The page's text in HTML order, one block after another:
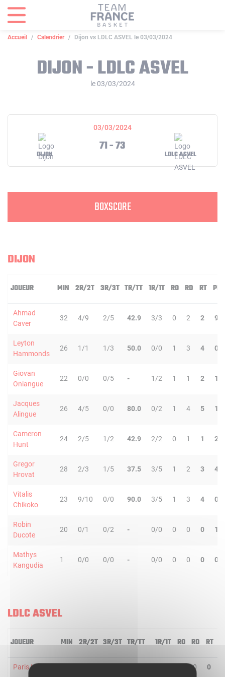
Accueil Calendrier Dijon vs LDLC ASVEL le 03/03/2024
DIJON - LDLC ASVEL
le 03/03/2024
03/03/2024
DIJON
71 - 73
LDLC ASVEL
BOXSCORE
DIJON
JOUEUR MIN 2R/2T 3R/3T TR/TT 1R/1T RO RD RT PD
Ahmad
Caver
32 4/9 2/5 42.9 3/3 0 2 2 9
Leyton
Hammonds
26 1/1 1/3 50.0 0/0 1 3 4 0
Giovan
Oniangue
22 0/0 0/5 - 1/2 1 1 2 1
Jacques
Alingue
26 4/5 0/0 80.0 0/2 1 4 5 1
Cameron
Hunt
24 2/5 1/2 42.9 2/2 0 1 1 2
Gregor
Hrovat
28 2/3 1/5 37.5 3/5 1 2 3 4
Vitalis
Chikoko
23 9/10 0/0 90.0 3/5 1 3 4 0
Robin
Ducote
20 0/1 0/2 - 0/0 0 0 0 1
Mathys
Kangudia
1 0/0 0/0 - 0/0 0 0 0 0
LDLC ASVEL
JOUEUR MIN 2R/2T 3R/3T TR/TT 1R/1T RO RD RT
Paris Lee 0 0
Panneau de gestion des cookies